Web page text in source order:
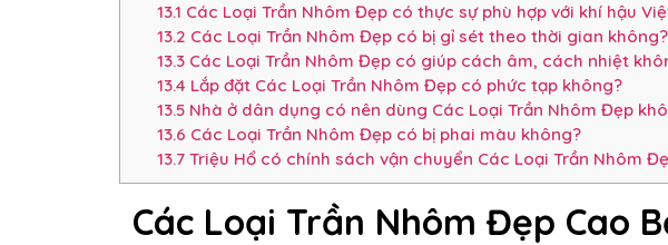
13.1 Các Loại Trần Nhôm Đẹp có thực sự phù hợp với khí hậu
13.2 Các Loại Trần Nhôm Đẹp có bị gỉ sét theo thời gian không?
13.3Các Loại Trần Nhôm Đẹp có giúp cách âm, cách nhiệt
13.4 Lắp đặt Các Loại Trần Nhôm Đẹp có phức tạp không?
13.5Nhà ở dân dụng có nên dùng Các Loại Trần Nhôm Đẹp
13.6 Các Loại Trần Nhôm Đẹp có bị phai màu không?
13.7Triệu Hổ có chính sách vận chuyển Các Loại Trần Nhôm
Các Loại Trần Nhôm Đẹp Cao